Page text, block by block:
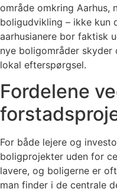
område omkring Aarhus,
boligudvikling – ikke kun
aarhusianere bor faktisk
nye boligområder
lokal efterspørgsel.
Fordelene
For både lejere og
boligprojekter uden for
lavere, og boligerne er
man finder i de centrale